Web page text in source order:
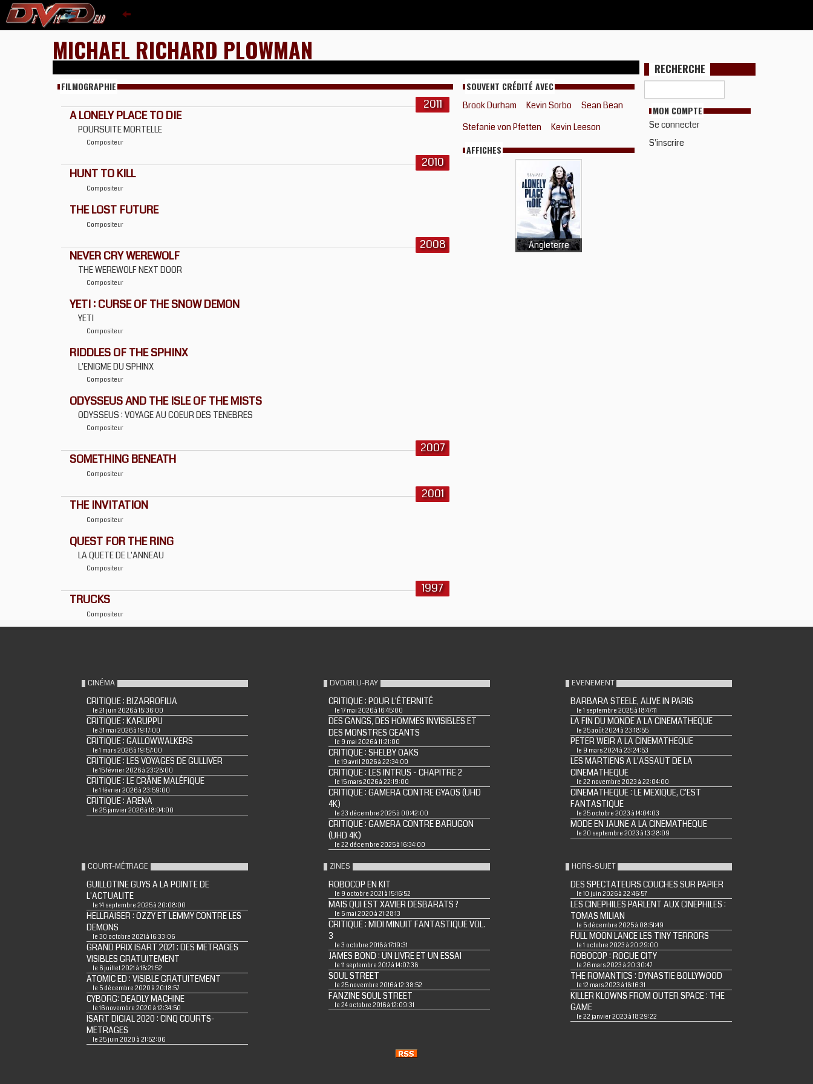
MICHAEL RICHARD PLOWMAN
FILMOGRAPHIE
2011
A LONELY PLACE TO DIE
POURSUITE MORTELLE
Compositeur
2010
HUNT TO KILL
Compositeur
THE LOST FUTURE
Compositeur
2008
NEVER CRY WEREWOLF
THE WEREWOLF NEXT DOOR
Compositeur
YETI : CURSE OF THE SNOW DEMON
YETI
Compositeur
RIDDLES OF THE SPHINX
L'ENIGME DU SPHINX
Compositeur
ODYSSEUS AND THE ISLE OF THE MISTS
ODYSSEUS : VOYAGE AU COEUR DES TENEBRES
Compositeur
2007
SOMETHING BENEATH
Compositeur
2001
THE INVITATION
Compositeur
QUEST FOR THE RING
LA QUETE DE L'ANNEAU
Compositeur
1997
TRUCKS
Compositeur
SOUVENT CRÉDITÉ AVEC
Brook Durham Kevin Sorbo
Sean Bean
Stefanie von Pfetten
Kevin Leeson
AFFICHES
Angleterre
RECHERCHE
MON COMPTE
Se connecter
S'inscrire
CINÉMA
CRITIQUE : BIZARROFILIA
le 21 juin 2026 à 15:36:00
CRITIQUE : KARUPPU
le 31 mai 2026 à 19:17:00
CRITIQUE : GALLOWWALKERS
le 1 mars 2026 à 19:57:00
CRITIQUE : LES VOYAGES DE GULLIVER
le 15 février 2026 à 23:28:00
CRITIQUE : LE CRÂNE MALÉFIQUE
le 1 février 2026 à 23:59:00
CRITIQUE : ARENA
le 25 janvier 2026 à 18:04:00
DVD/BLU-RAY
CRITIQUE : POUR L'ÉTERNITÉ
le 17 mai 2026 à 16:45:00
DES GANGS, DES HOMMES INVISIBLES ET
DES MONSTRES GEANTS
le 9 mai 2026 à 11:21:00
CRITIQUE : SHELBY OAKS
le 19 avril 2026 à 22:34:00
CRITIQUE : LES INTRUS - CHAPITRE 2
le 15 mars 2026 à 22:19:00
CRITIQUE : GAMERA CONTRE GYAOS (UHD
4K)
le 23 décembre 2025 à 00:42:00
CRITIQUE : GAMERA CONTRE BARUGON
(UHD 4K)
le 22 décembre 2025 à 16:34:00
EVENEMENT
BARBARA STEELE, ALIVE IN PARIS
le 1 septembre 2025 à 18:47:11
LA FIN DU MONDE A LA CINEMATHEQUE
le 25 août 2024 à 23:18:55
PETER WEIR A LA CINEMATHEQUE
le 9 mars 2024 à 23:24:53
LES MARTIENS A L'ASSAUT DE LA
CINEMATHEQUE
le 22 novembre 2023 à 22:04:00
CINEMATHEQUE : LE MEXIQUE, C'EST
FANTASTIQUE
le 25 octobre 2023 à 14:04:03
MODE EN JAUNE A LA CINEMATHEQUE
le 20 septembre 2023 à 13:28:09
COURT-MÉTRAGE
GUILLOTINE GUYS A LA POINTE DE
L'ACTUALITE
le 14 septembre 2025 à 20:08:00
HELLRAISER : OZZY ET LEMMY CONTRE LES
DEMONS
le 30 octobre 2021 à 16:33:06
GRAND PRIX ISART 2021 : DES METRAGES
VISIBLES GRATUITEMENT
le 6 juillet 2021 à 18:21:52
ATOMIC ED : VISIBLE GRATUITEMENT
le 5 décembre 2020 à 20:18:57
CYBORG: DEADLY MACHINE
le 16 novembre 2020 à 12:34:50
ISART DIGIAL 2020 : CINQ COURTS-
METRAGES
le 25 juin 2020 à 21:52:06
ZINES
ROBOCOP EN KIT
le 9 octobre 2021 à 15:16:52
MAIS QUI EST XAVIER DESBARATS ?
le 5 mai 2020 à 21:28:13
CRITIQUE : MIDI MINUIT FANTASTIQUE VOL.
3
le 3 octobre 2018 à 17:19:31
JAMES BOND : UN LIVRE ET UN ESSAI
le 11 septembre 2017 à 14:07:38
SOUL STREET
le 25 novembre 2016 à 12:38:52
FANZINE SOUL STREET
le 24 octobre 2016 à 12:09:31
HORS-SUJET
DES SPECTATEURS COUCHES SUR PAPIER
le 10 juin 2026 à 22:46:57
LES CINEPHILES PARLENT AUX CINEPHILES :
TOMAS MILIAN
le 5 décembre 2025 à 08:51:49
FULL MOON LANCE LES TINY TERRORS
le 1 octobre 2023 à 20:29:00
ROBOCOP : ROGUE CITY
le 26 mars 2023 à 20:30:47
THE ROMANTICS : DYNASTIE BOLLYWOOD
le 12 mars 2023 à 18:16:31
KILLER KLOWNS FROM OUTER SPACE : THE
GAME
le 22 janvier 2023 à 18:29:22